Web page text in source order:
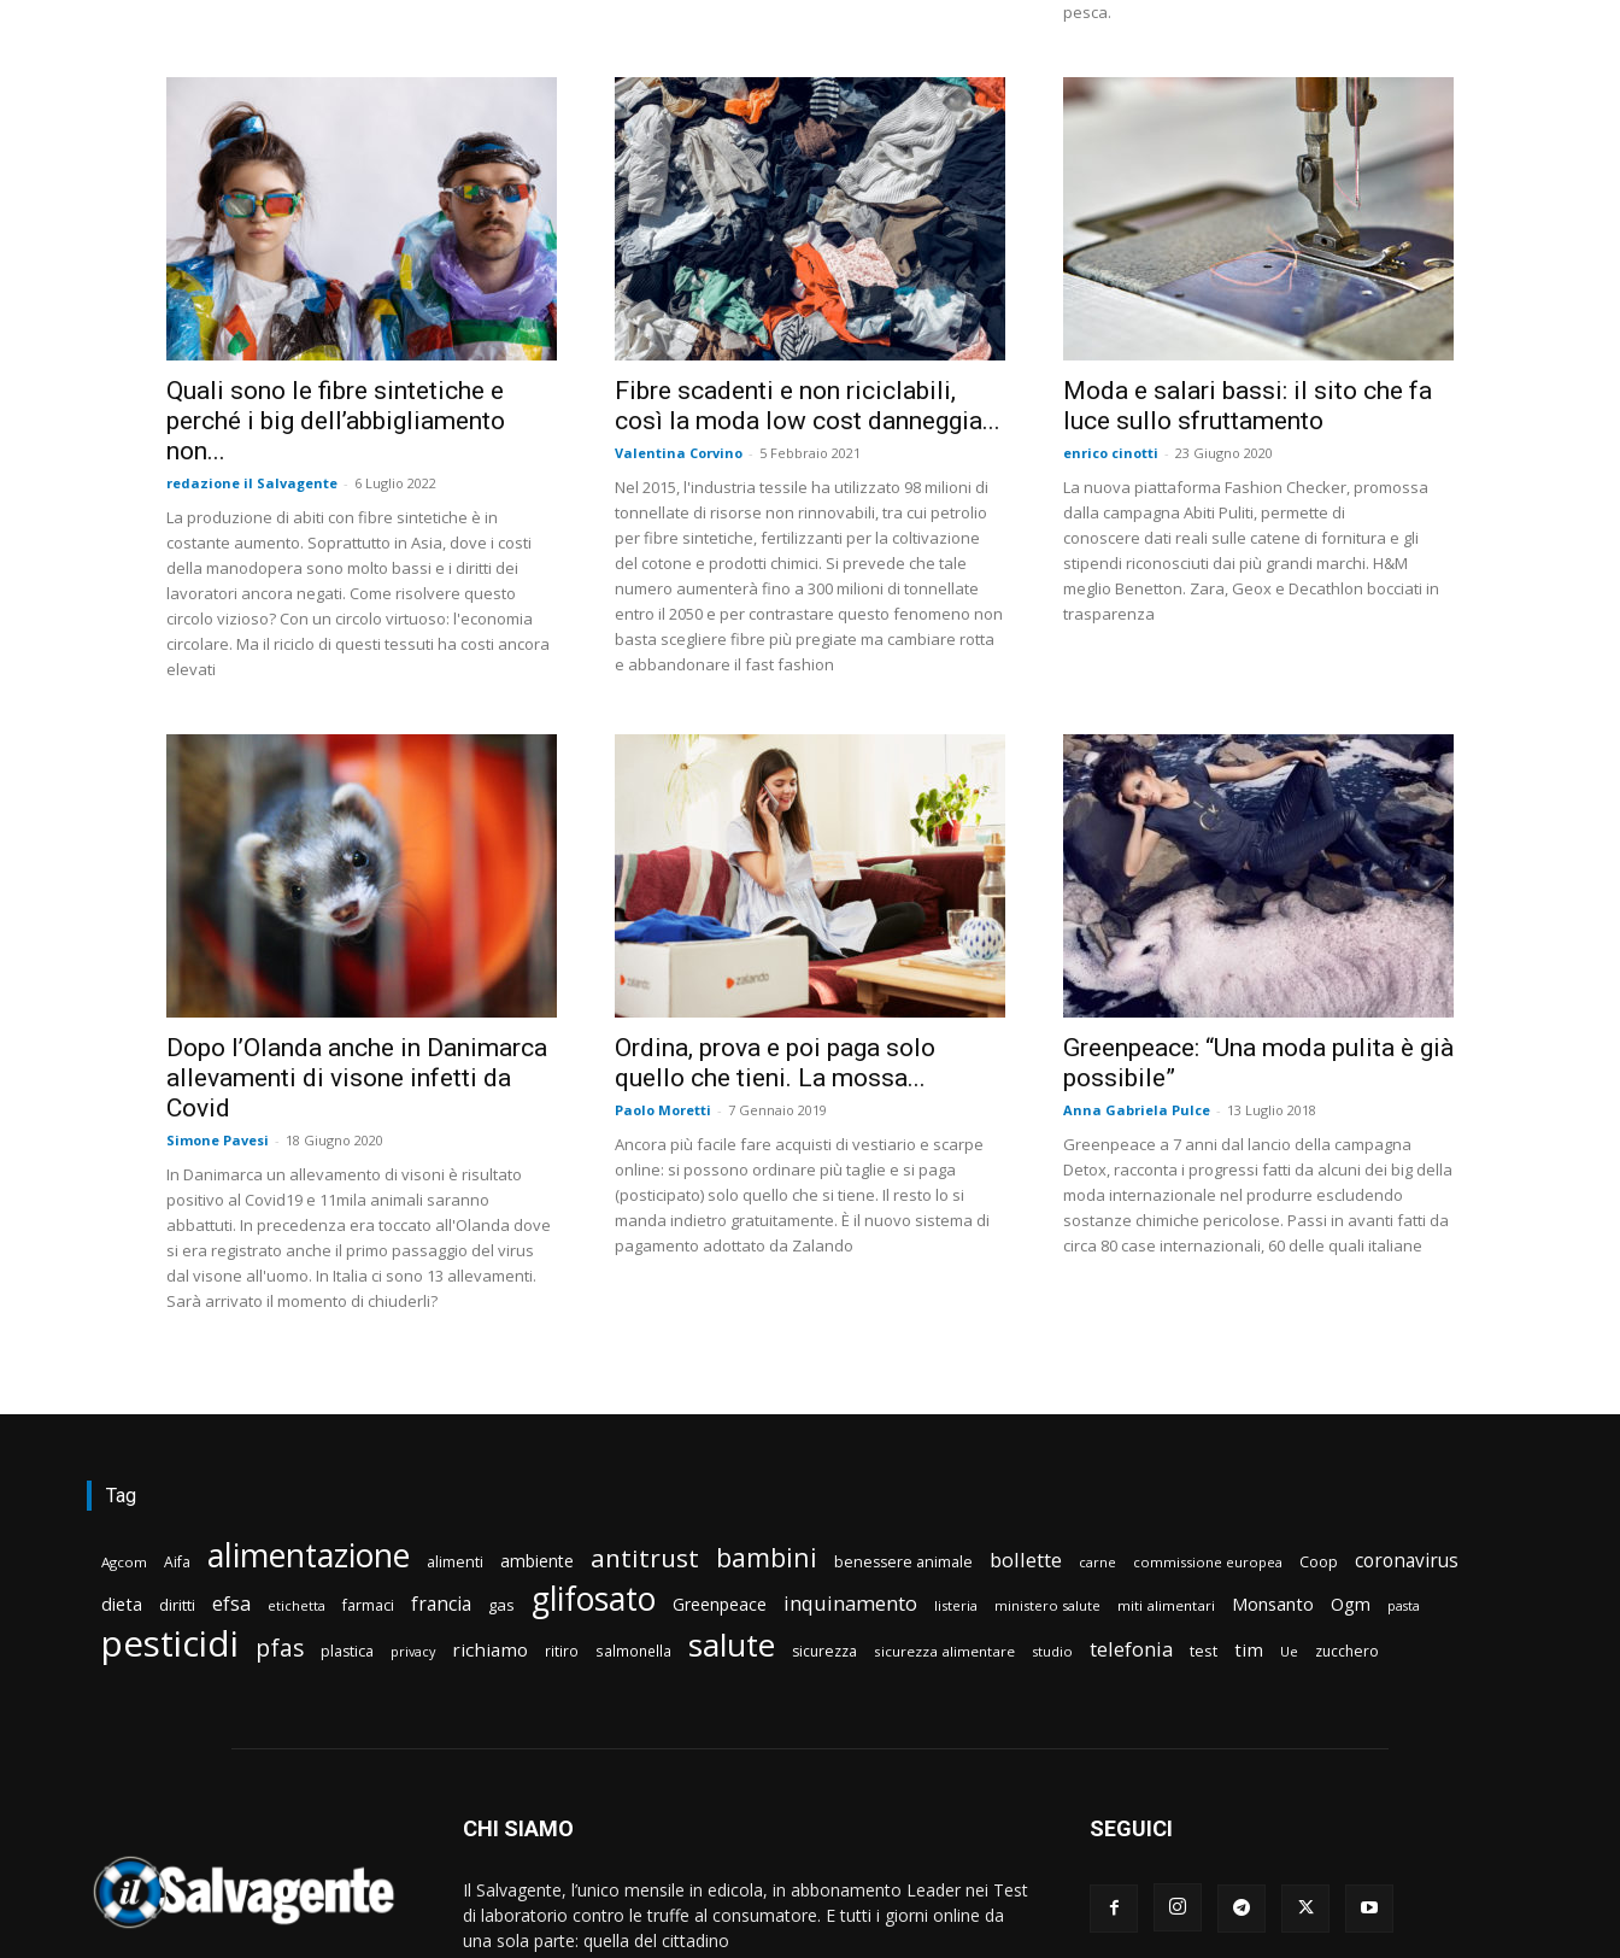
pesca.
Quali sono le fibre sintetiche e
perché i big dell’abbigliamento
non...
redazione il Salvagente - 6 Luglio 2022
La produzione di abiti con fibre sintetiche è in
costante aumento. Soprattutto in Asia, dove i costi
della manodopera sono molto bassi e i diritti dei
lavoratori ancora negati. Come risolvere questo
circolo vizioso? Con un circolo virtuoso: l'economia
circolare. Ma il riciclo di questi tessuti ha costi ancora
elevati
Fibre scadenti e non riciclabili,
così la moda low cost danneggia...
Valentina Corvino - 5 Febbraio 2021
Nel 2015, l'industria tessile ha utilizzato 98 milioni di
tonnellate di risorse non rinnovabili, tra cui petrolio
per fibre sintetiche, fertilizzanti per la coltivazione
del cotone e prodotti chimici. Si prevede che tale
numero aumenterà fino a 300 milioni di tonnellate
entro il 2050 e per contrastare questo fenomeno non
basta scegliere fibre più pregiate ma cambiare rotta
e abbandonare il fast fashion
Moda e salari bassi: il sito che fa
luce sullo sfruttamento
enrico cinotti - 23 Giugno 2020
La nuova piattaforma Fashion Checker, promossa
dalla campagna Abiti Puliti, permette di
conoscere dati reali sulle catene di fornitura e gli
stipendi riconosciuti dai più grandi marchi. H&M
meglio Benetton. Zara, Geox e Decathlon bocciati in
trasparenza
Dopo l’Olanda anche in Danimarca
allevamenti di visone infetti da
Covid
Simone Pavesi - 18 Giugno 2020
In Danimarca un allevamento di visoni è risultato
positivo al Covid19 e 11mila animali saranno
abbattuti. In precedenza era toccato all'Olanda dove
si era registrato anche il primo passaggio del virus
dal visone all'uomo. In Italia ci sono 13 allevamenti.
Sarà arrivato il momento di chiuderli?
Ordina, prova e poi paga solo
quello che tieni. La mossa...
Paolo Moretti - 7 Gennaio 2019
Ancora più facile fare acquisti di vestiario e scarpe
online: si possono ordinare più taglie e si paga
(posticipato) solo quello che si tiene. Il resto lo si
manda indietro gratuitamente. È il nuovo sistema di
pagamento adottato da Zalando
Greenpeace: “Una moda pulita è già
possibile”
Anna Gabriela Pulce - 13 Luglio 2018
Greenpeace a 7 anni dal lancio della campagna
Detox, racconta i progressi fatti da alcuni dei big della
moda internazionale nel produrre escludendo
sostanze chimiche pericolose. Passi in avanti fatti da
circa 80 case internazionali, 60 delle quali italiane
Tag
Agcom Aifa alimentazione alimenti ambiente antitrust bambini benessere animale bollette carne commissione europea Coop coronavirus
dieta diritti efsa etichetta farmaci francia gas glifosato Greenpeace inquinamento listeria ministero salute miti alimentari Monsanto Ogm pasta
pesticidi pfas plastica privacy richiamo ritiro salmonella salute sicurezza sicurezza alimentare studio telefonia test tim Ue zucchero
CHI SIAMO
Il Salvagente, l’unico mensile in edicola, in abbonamento Leader nei Test
di laboratorio contro le truffe al consumatore. E tutti i giorni online da
una sola parte: quella del cittadino
SEGUICI